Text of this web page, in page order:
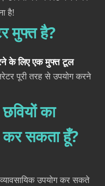
है!
मुफ्त है?
के लिए एक मुफ्त टूल
पूरी तरह से उपयोग करने
का
कर सकता हूँ?
उपयोग कर सकते